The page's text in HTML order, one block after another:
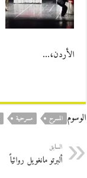
الأردن،…
الوسوم المسرح مسرحية
السابق
ألبرتو مانغويل روائياً